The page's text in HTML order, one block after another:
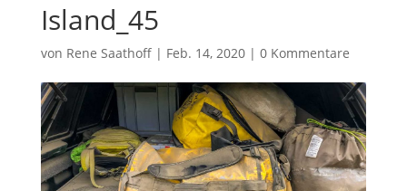
Island_45
von Rene Saathoff| Feb. 14, 2020| 0 Kommentare